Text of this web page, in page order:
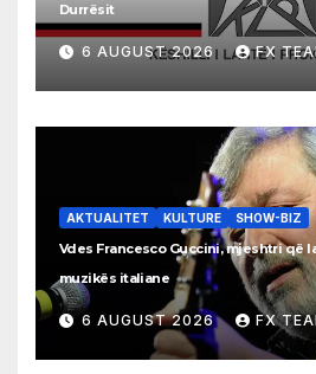
Durrësit
6 AUGUST 2026 FX
AKTUALITET KULTURE SHOW-BIZ
Vdes Francesco Guccini, mjeshtri që
muzikës italiane
6 AUGUST 2026 FX